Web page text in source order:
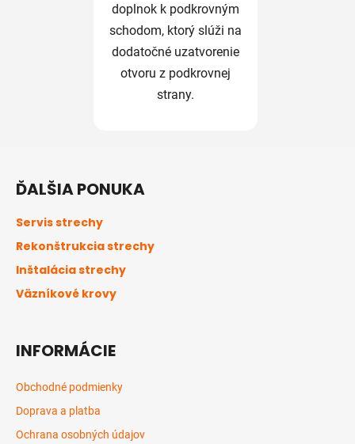
doplnok k podkrovným
schodom, ktorý slúži na
dodatočné uzatvorenie
otvoru z podkrovnej
strany.
ĎALŠIA PONUKA
Servis strechy
Rekonštrukcia strechy
Inštalácia strechy
Väzníkové krovy
INFORMÁCIE
Obchodné podmienky
Doprava a platba
Ochrana osobných údajov